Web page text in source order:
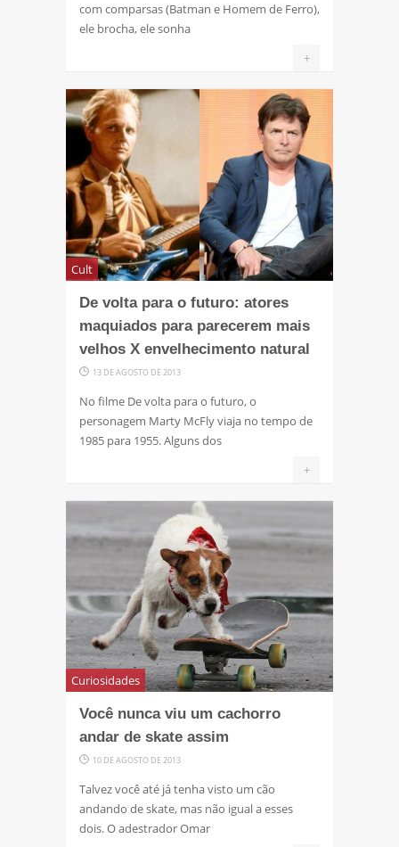
com comparsas (Batman e Homem de Ferro),
ele brocha, ele sonha
+
Cult
De volta para o futuro: atores
maquiados para parecerem mais
velhos X envelhecimento natural
13 DE AGOSTO DE 2013
No filme De volta para o futuro, o
personagem Marty McFly viaja no tempo de
1985 para 1955. Alguns dos
+
Curiosidades
Você nunca viu um cachorro
andar de skate assim
10 DE AGOSTO DE 2013
Talvez você até já tenha visto um cão
andando de skate, mas não igual a esses
dois. O adestrador Omar